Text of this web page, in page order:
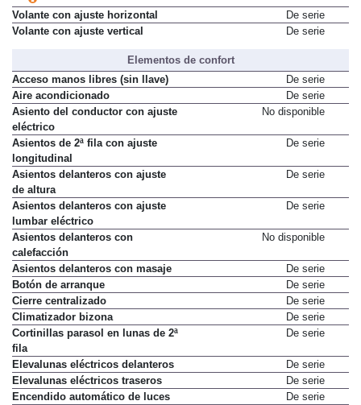
Volante con ajuste horizontal
De serie
Volante con ajuste vertical
De serie
Elementos de confort
Acceso manos libres (sin llave)
De serie
Aire acondicionado
De serie
Asiento del conductor con ajuste
eléctrico
No disponible
Asientos de 2ª fila con ajuste
longitudinal
De serie
Asientos delanteros con ajuste
de altura
De serie
Asientos delanteros con ajuste
lumbar eléctrico
De serie
Asientos delanteros con
calefacción
No disponible
Asientos delanteros con masaje
De serie
Botón de arranque
De serie
Cierre centralizado
De serie
Climatizador bizona
De serie
Cortinillas parasol en lunas de 2ª
fila
De serie
Elevalunas eléctricos delanteros
De serie
Elevalunas eléctricos traseros
De serie
Encendido automático de luces
De serie